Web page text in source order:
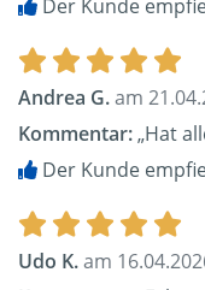
Der Kunde
Andrea G.am
Kommentar:„Hat
Der Kunde
Udo K.am